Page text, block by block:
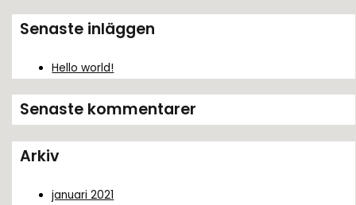
k
e
:
Senaste inläggen
Hello world!
Senaste kommentarer
Arkiv
januari 2021